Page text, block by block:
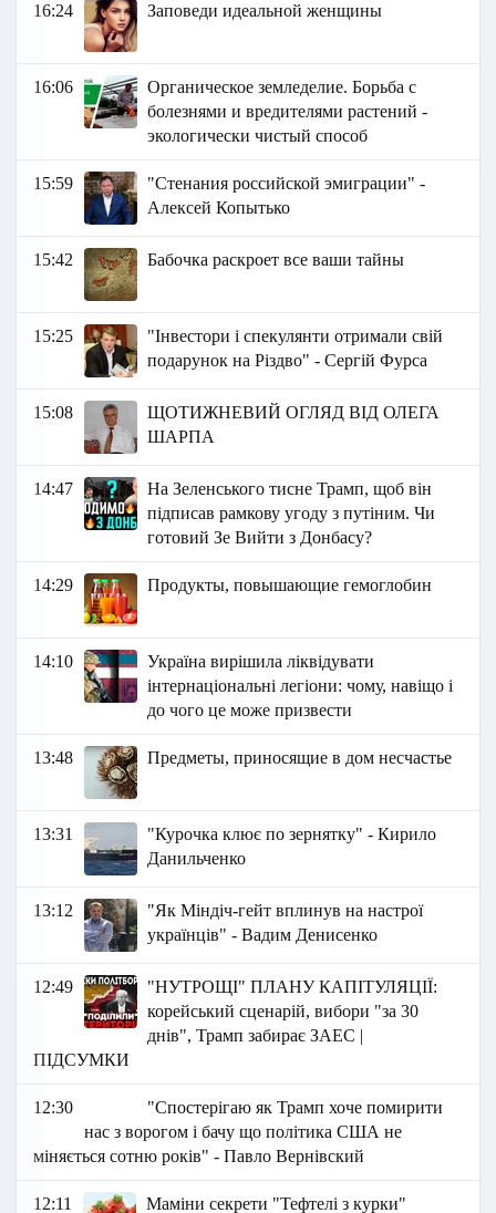
16:24 Заповеди идеальной женщины
16:06
Органическое земледелие. Борьба с
болезнями и вредителями растений -
экологически чистый способ
15:59
"Стенания российской эмиграции" -
Алексей Копытько
15:42 Бабочка раскроет все ваши тайны
15:25
"Інвестори і спекулянти отримали свій
подарунок на Різдво" - Сергій Фурса
15:08
ЩОТИЖНЕВИЙ ОГЛЯД ВІД ОЛЕГА
ШАРПА
14:47
На Зеленського тисне Трамп, щоб він
підписав рамкову угоду з путіним. Чи
готовий Зе Вийти з Донбасу?
14:29 Продукты, повышающие гемоглобин
14:10
Україна вирішила ліквідувати
інтернаціональні легіони: чому, навіщо і
до чого це може призвести
13:48 Предметы, приносящие в дом несчастье
13:31
"Курочка клює по зернятку" - Кирило
Данильченко
13:12
"Як Міндіч-гейт вплинув на настрої
українців" - Вадим Денисенко
12:49
"НУТРОЩІ" ПЛАНУ КАПІТУЛЯЦІЇ:
корейський сценарій, вибори "за 30
днів", Трамп забирає ЗАЕС |
ПІДСУМКИ
12:30
"Спостерігаю як Трамп хоче помирити
нас з ворогом і бачу що політика США не
міняється сотню років" - Павло Вернівский
12:11 Маміни секрети "Тефтелі з курки"